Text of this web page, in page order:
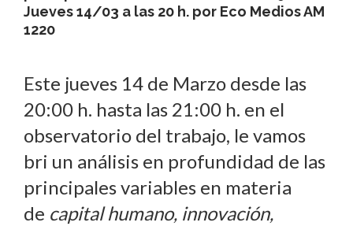
Jueves 14/03 a las 20 h. por Eco Medios AM
1220
Este jueves 14 de Marzo desde las
20:00 h. hasta las 21:00 h. en el
observatorio del trabajo, le vamos
bri un análisis en profundidad de las
principales variables en materia
de capital humano, innovación,